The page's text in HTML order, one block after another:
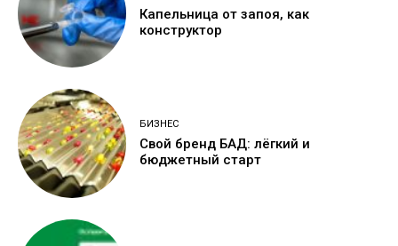
Капельница от запоя, как
конструктор
БИЗНЕС
Свой бренд БАД: лёгкий и
бюджетный старт